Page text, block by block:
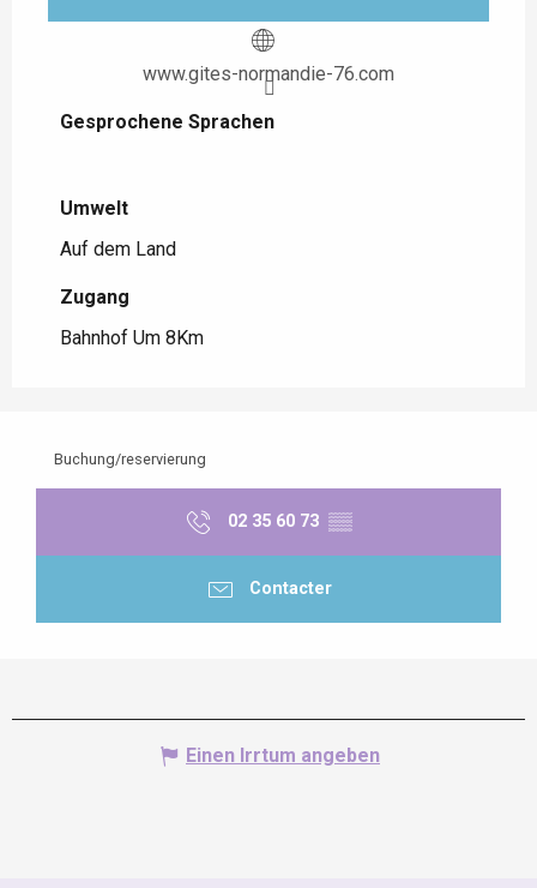
www.gites-normandie-76.com
Gesprochene Sprachen
Gesprochene Sprachen
Umwelt
Umwelt
Auf dem Land
Zugang
Zugang
Bahnhof Um 8Km
Buchung/reservierung
02 35 60 73 ▒▒
Contacter
Einen Irrtum angeben